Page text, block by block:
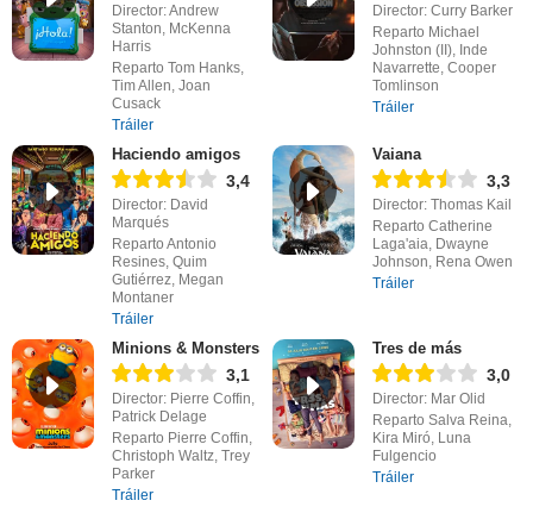
Director: Andrew
Stanton, McKenna
Harris
Reparto Tom Hanks,
Tim Allen, Joan
Cusack
Tráiler
Director: Curry Barker
Reparto Michael
Johnston (II), Inde
Navarrette, Cooper
Tomlinson
Tráiler
Haciendo amigos
3,4
Director: David
Marqués
Reparto Antonio
Resines, Quim
Gutiérrez, Megan
Montaner
Tráiler
Vaiana
3,3
Director: Thomas Kail
Reparto Catherine
Laga'aia, Dwayne
Johnson, Rena Owen
Tráiler
Minions & Monsters
3,1
Director: Pierre Coffin,
Patrick Delage
Reparto Pierre Coffin,
Christoph Waltz, Trey
Parker
Tráiler
Tres de más
3,0
Director: Mar Olid
Reparto Salva Reina,
Kira Miró, Luna
Fulgencio
Tráiler